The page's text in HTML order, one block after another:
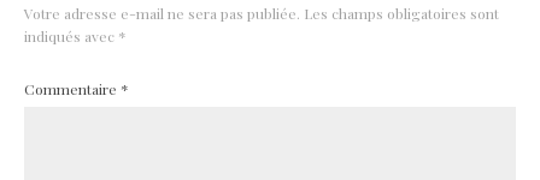
Votre adresse e-mail ne sera pas publiée. Les champs obligatoires sont
indiqués avec *
Commentaire *